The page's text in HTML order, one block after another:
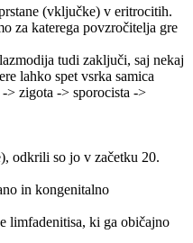
(vključke) v eritrocitih.
za katerega povzročitelja gre
tudi zaključi, saj nekaj
lahko spet vsrka samica
> zigota -> sporocista ->
odkrili so jo v začetku 20.
in kongenitalno
limfadenitisa, ki ga običajno